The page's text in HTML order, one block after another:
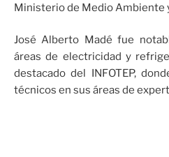
Ministerio de Medio Ambiente
José Alberto Madé fue
áreas de electricidad y
destacado del INFOTEP,
técnicos en sus áreas de